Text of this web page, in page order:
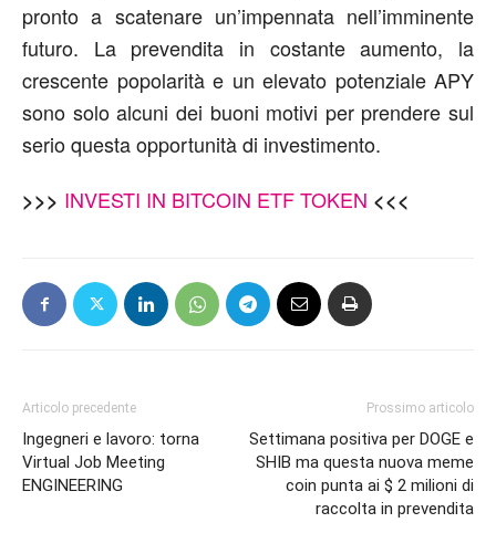
pronto a scatenare un’impennata nell’imminente
futuro. La prevendita in costante aumento, la
crescente popolarità e un elevato potenziale APY
sono solo alcuni dei buoni motivi per prendere sul
serio questa opportunità di investimento.
>>> INVESTI IN BITCOIN ETF TOKEN <<<
Articolo precedente
Ingegneri e lavoro: torna
Virtual Job Meeting
ENGINEERING
Prossimo articolo
Settimana positiva per DOGE e
SHIB ma questa nuova meme
coin punta ai $ 2 milioni di
raccolta in prevendita